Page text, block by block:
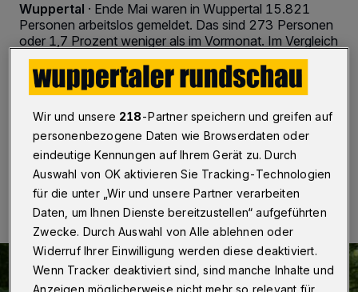
Wuppertal · Ende Mai waren in Wuppertal 15.821
Personen arbeitslos gemeldet. Das sind 273 Personen
oder 1,7 Prozent weniger als im Vormonat. Im Vergleich
zum Mai des Vorjahres sind es 2.064 Personen (minus
11,5 Prozent) weniger. Die Arbeitslosenquote beträgt
8,6 Prozent. Vor einem Jahr belief sie sich noch auf 9,7
01.06.2022 , 07:30 Uhr 2 Minuten Lesezeit
Wir und unsere 218-Partner speichern und greifen auf
personenbezogene Daten wie Browserdaten oder
eindeutige Kennungen auf Ihrem Gerät zu. Durch
Auswahl von OK aktivieren Sie Tracking-Technologien
für die unter „Wir und unsere Partner verarbeiten
Daten, um Ihnen Dienste bereitzustellen“ aufgeführten
Zwecke. Durch Auswahl von Alle ablehnen oder
Widerruf Ihrer Einwilligung werden diese deaktiviert.
Wenn Tracker deaktiviert sind, sind manche Inhalte und
Anzeigen möglicherweise nicht mehr so relevant für